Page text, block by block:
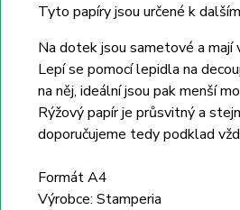
Tyto papíry jsou určené k
Na dotek jsou sametové a mají
Lepí se pomocí lepidla na
na něj, ideální jsou pak menší
Rýžový papír je průsvitný a
doporučujeme tedy podklad
Formát A4
Výrobce: Stamperia